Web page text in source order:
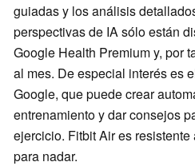
guiadas y los análisis
perspectivas de IA sólo están
Google Health Premium y, por
al mes. De especial interés es
Google, que puede crear
entrenamiento y dar consejos
ejercicio. Fitbit Air es
para nadar.